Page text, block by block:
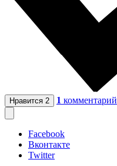
Нравится 2 1 комментарий
Facebook
Вконтакте
Twitter